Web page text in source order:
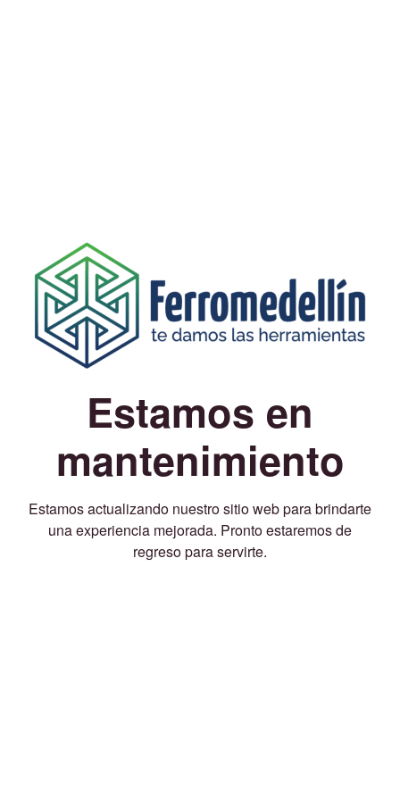
Estamos en
mantenimiento
Estamos actualizando nuestro sitio web para brindarte
una experiencia mejorada. Pronto estaremos de
regreso para servirte.